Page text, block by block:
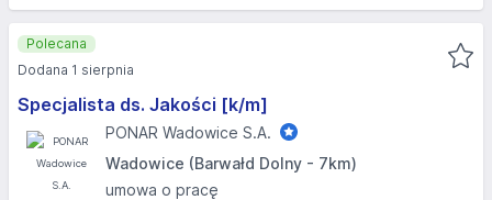
Specjalista ds. Jakości [k/m]
PONAR Wadowice S.A.
Wadowice (Barwałd Dolny - 7km)
umowa o pracę
Polecana
Dodana 1 sierpnia